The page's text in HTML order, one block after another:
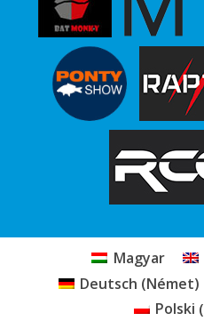
Magyar
Deutsch (Német)
Polski (